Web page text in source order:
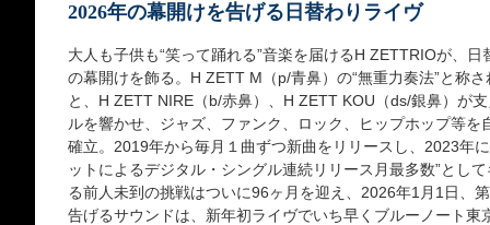
2026年の幕開けを告げる日替わりライヴ
大人も子供も“笑って踊れる”音楽を届けるH ZETTRIOが、
の幕開けを飾る。H ZETT M（p/青鼻）の“無重力奏法”と称
と、H ZETT NIRE（b/赤鼻）、H ZETT KOU（ds/銀鼻）が
ルを響かせ、ジャズ、ファンク、ロック、ヒップホップ等
確立。2019年から毎月１曲ずつ新曲をリリースし、2023年
ットによるデジタル・シングル連続リリース月最多数”とし
る前人未到の挑戦はついに96ヶ月を迎え、2026年1月1日、
告げるサウンドは、新年初ライヴでいち早くブルーノート東